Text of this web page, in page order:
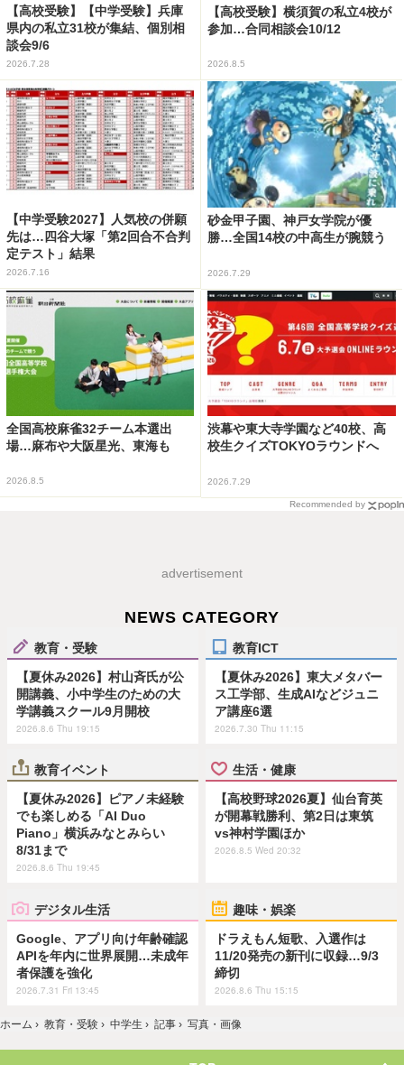
【高校受験】【中学受験】兵庫
県内の私立31校が集結、個別相
談会9/6
2026.7.28
【高校受験】横須賀の私立4校が
参加…合同相談会10/12
2026.8.5
【中学受験2027】人気校の併願
先は…四谷大塚「第2回合不合判
定テスト」結果
2026.7.16
砂金甲子園、神戸女学院が優
勝…全国14校の中高生が腕競う
2026.7.29
全国高校麻雀32チーム本選出
場…麻布や大阪星光、東海も
2026.8.5
渋幕や東大寺学園など40校、高
校生クイズTOKYOラウンドへ
2026.7.29
Recommended by
advertisement
NEWS CATEGORY
教育・受験
【夏休み2026】村山斉氏が公
開講義、小中学生のための大
学講義スクール9月開校
2026.8.6 Thu 19:15
教育ICT
【夏休み2026】東大メタバー
ス工学部、生成AIなどジュニ
ア講座6選
2026.7.30 Thu 11:15
教育イベント
【夏休み2026】ピアノ未経験
でも楽しめる「AI Duo
Piano」横浜みなとみらい
8/31まで
2026.8.6 Thu 19:45
生活・健康
【高校野球2026夏】仙台育英
が開幕戦勝利、第2日は東筑
vs神村学園ほか
2026.8.5 Wed 20:32
デジタル生活
Google、アプリ向け年齢確認
APIを年内に世界展開…未成年
者保護を強化
2026.7.31 Fri 13:45
趣味・娯楽
ドラえもん短歌、入選作は
11/20発売の新刊に収録…9/3
締切
2026.8.6 Thu 15:15
ホーム › 教育・受験 › 中学生 › 記事 › 写真・画像